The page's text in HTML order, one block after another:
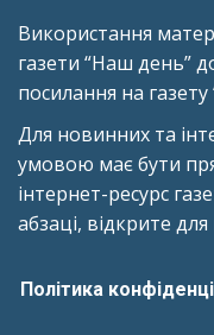
Використання
газети “Наш день”
посилання на
Для новинних та
умовою має бути
інтернет-ресурс
абзаці, відкрите
Політика